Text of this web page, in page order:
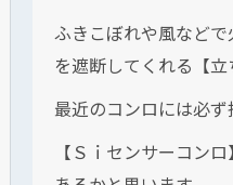
ふきこぼれや風など
を遮断してくれる【
最近のコンロには必ず
【Ｓｉセンサーコン